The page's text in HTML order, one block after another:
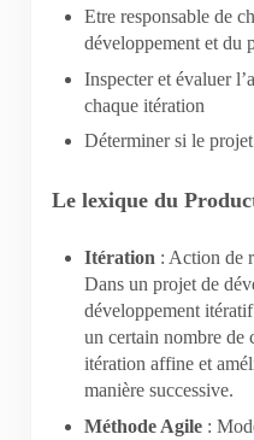
Etre responsable de
développement et du
Inspecter et évaluer
chaque itération
Déterminer si le
Le lexique du
Itération : Action de
Dans un projet de
développement
un certain nombre de
itération affine et
manière successive.
Méthode Agile :